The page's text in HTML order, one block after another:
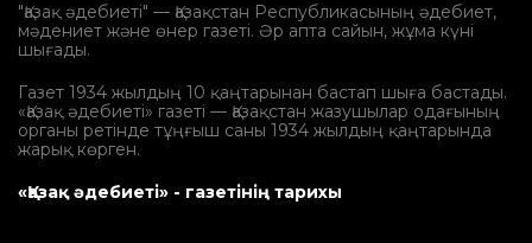
"Қазақ әдебиеті" — Қазақстан Республикасының әдебиет,
мәдениет және өнер газеті. Әр апта сайын, жұма күні
шығады.
Газет 1934 жылдың 10 қаңтарынан бастап шыға бастады.
«Қазақ әдебиеті» газеті — Қазақстан жазушылар одағының
органы ретінде тұңғыш саны 1934 жылдың қаңтарында
жарық көрген.
«Қазақ әдебиеті» - газетінің тарихы